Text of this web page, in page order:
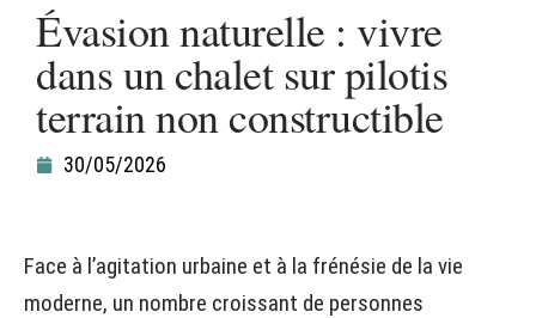
Évasion naturelle : vivre
dans un chalet sur pilotis
terrain non constructible
30/05/2026
Face à l’agitation urbaine et à la frénésie de la vie
moderne, un nombre croissant de personnes